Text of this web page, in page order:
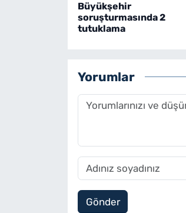
Büyükşehir
soruşturmasında 2
tutuklama
Yorumlar
Gönder